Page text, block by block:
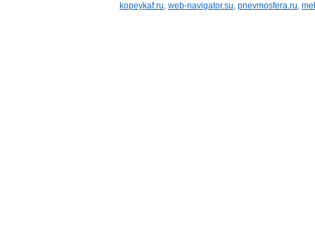
kopeykaf.ru, web-navigator.su, pnevmosfera.ru,